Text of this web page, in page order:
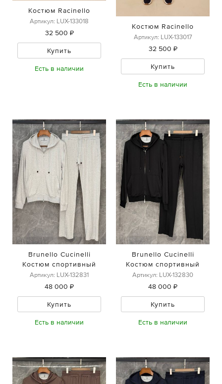
Костюм Racinello
Артикул: LUX-133018
32 500 ₽
Купить
Есть в наличии
Костюм Racinello
Артикул: LUX-133017
32 500 ₽
Купить
Есть в наличии
Brunello Cucinelli
Костюм спортивный
Артикул: LUX-132831
48 000 ₽
Купить
Есть в наличии
Brunello Cucinelli
Костюм спортивный
Артикул: LUX-132830
48 000 ₽
Купить
Есть в наличии